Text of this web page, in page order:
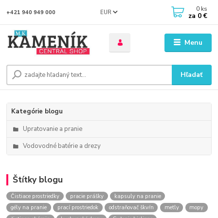
Menu
EUR
Hľadať
+421 940 949 000 0 ks
za 0 €
Kategórie blogu
Upratovanie a pranie
Vodovodné batérie a drezy
Štítky blogu
Čistiace prostriedky pracie prášky
kapsuly na pranie
gély na pranie
prací prostriedok odstraňovač škvŕn metly
mopy